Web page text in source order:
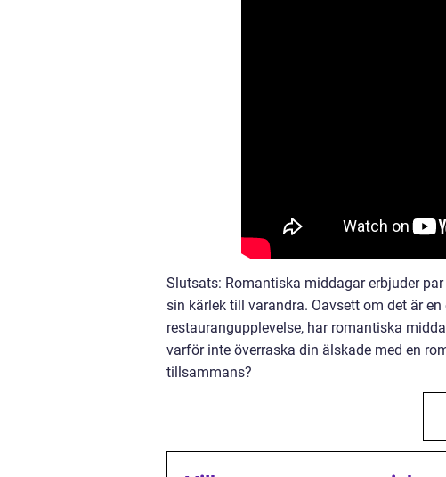
Slutsats: Romantiska middagar erbjuder
sin kärlek till varandra. Oavsett om det är
restaurangupplevelse, har romantiska
varför inte överraska din älskade med en
tillsammans?